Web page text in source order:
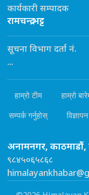
कार्यकारी सम्पादक
रामचन्द्र भट्ट
सूचना विभाग दर्ता नं.
...
हाम्रो टीम हाम्रो
सम्पर्क गर्नुहोस् विज्ञापन
अनामनगर,
९८४५०६५८६८